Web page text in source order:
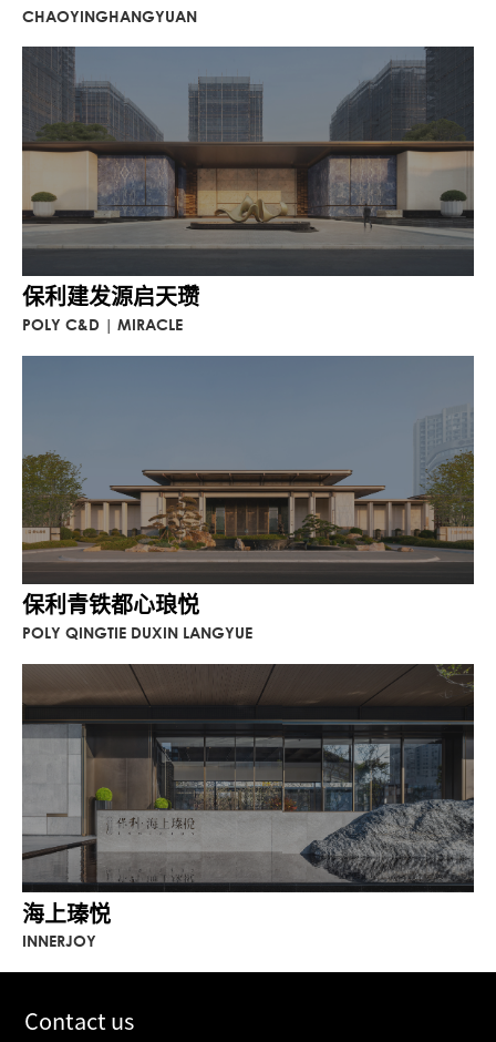
CHAOYINGHANGYUAN
保利建发源启天瓒
POLY C&D | MIRACLE
保利青铁都心琅悦
POLY QINGTIE DUXIN LANGYUE
海上瑧悦
INNERJOY
Contact us